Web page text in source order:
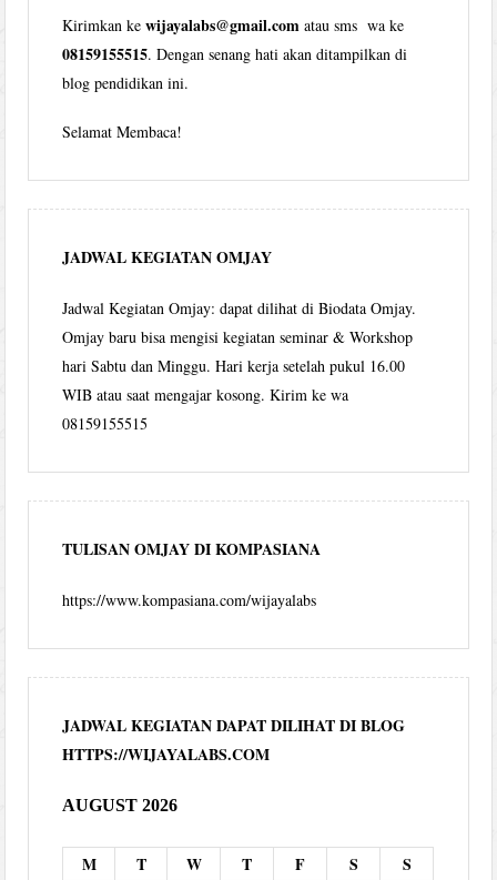
Kirimkan kewijayalabs@gmail.com atau sms wa ke
08159155515. Dengan senang hati akan ditampilkan di
blog pendidikan ini.
Selamat Membaca!
JADWAL KEGIATAN OMJAY
Jadwal Kegiatan Omjay: dapat dilihat di Biodata Omjay.
Omjay baru bisa mengisi kegiatan seminar & Workshop
hari Sabtu dan Minggu. Hari kerja setelah pukul 16.00
WIB atau saat mengajar kosong. Kirim ke wa
08159155515
TULISAN OMJAY DI KOMPASIANA
https://www.kompasiana.com/wijayalabs
JADWAL KEGIATAN DAPAT DILIHAT DI BLOG
HTTPS://WIJAYALABS.COM
AUGUST 2026
M T W T F S S